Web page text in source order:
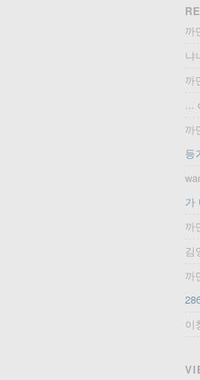
까
냐
까
...
까
등
가
까
김
까
이